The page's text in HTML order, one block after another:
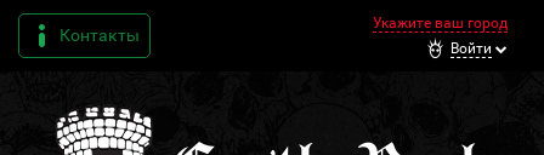
Контакты
Укажите ваш город
Войти